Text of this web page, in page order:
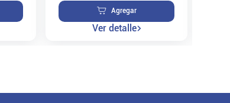
Agregar
Ver detalle